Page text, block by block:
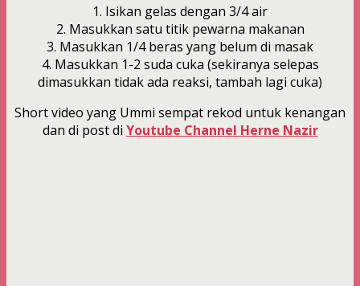
1. Isikan gelas dengan 3/4 air
2. Masukkan satu titik pewarna makanan
3. Masukkan 1/4 beras yang belum di masak
4. Masukkan 1-2 suda cuka (sekiranya selepas
dimasukkan tidak ada reaksi, tambah lagi cuka)
Short video yang Ummi sempat rekod untuk kenangan
dan di post di Youtube Channel Herne Nazir